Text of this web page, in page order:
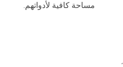
مساحة كافية لأدواتهم.